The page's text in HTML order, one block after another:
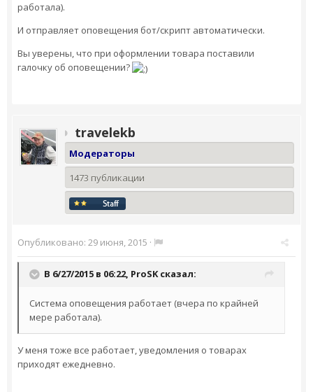
работала).
И отправляет оповещения бот/скрипт автоматически.
Вы уверены, что при оформлении товара поставили
галочку об оповещении?
travelekb
Модераторы
1473 публикации
Опубликовано: 29 июня, 2015 ·
В 6/27/2015 в 06:22, ProSKсказал:
Система оповещения работает (вчера по крайней
мере работала).
​У меня тоже все работает, уведомления о товарах
приходят ежедневно.